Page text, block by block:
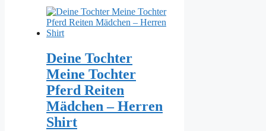
Deine Tochter
Meine Tochter
Pferd Reiten
Mädchen – Herren
Shirt